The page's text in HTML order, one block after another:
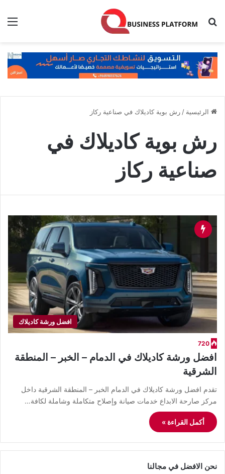
بحث عن
الرئيسية / رش بوية كاديلاك في صناعية ركاز
رش بوية كاديلاك في
صناعية ركاز
افضل ورشة كاديلاك
720
افضل ورشة كاديلاك في الدمام – الخبر – المنطقة
الشرقية
تقدم افضل ورشة كاديلاك في الدمام الخبر – المنطقة الشرقية داخل
مركز صارحة الابداع خدمات صيانة وإصلاح متكاملة وشاملة لكافة…
أكمل القراءة »
نحن الافضل في مجالنا